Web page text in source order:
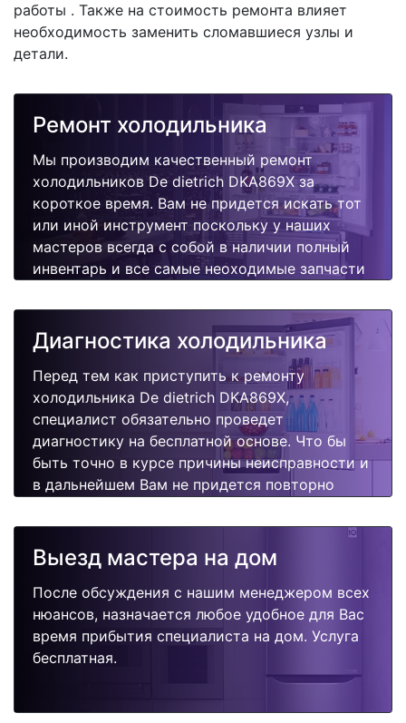
работы . Также на стоимость ремонта влияет
необходимость заменить сломавшиеся узлы и
детали.
Ремонт холодильника
Мы производим качественный ремонт
холодильников De dietrich DKA869X за
короткое время. Вам не придется искать тот
или иной инструмент поскольку у наших
мастеров всегда с собой в наличии полный
инвентарь и все самые неоходимые запчасти
быстро, качественно и недорого.
Диагностика холодильника
Перед тем как приступить к ремонту
холодильника De dietrich DKA869X,
специалист обязательно проведет
диагностику на бесплатной основе. Что бы
быть точно в курсе причины неисправности и
в дальнейшем Вам не придется повторно
поломок.
Выезд мастера на дом
После обсуждения с нашим менеджером всех
нюансов, назначается любое удобное для Вас
время прибытия специалиста на дом. Услуга
бесплатная.